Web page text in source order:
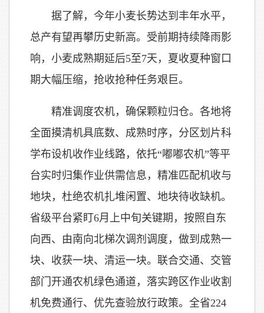
据了解，今年小麦长势达到丰年水平，
总产有望再攀历史新高。受前期持续降雨影
响，小麦成熟期延后5至7天，夏收夏种窗口
期大幅压缩，抢收抢种任务艰巨。
精准调度农机，确保颗粒归仓。各地将
全面摸清机具底数、成熟时序，分区划片科
学布设机收作业线路，依托“嘟嘟农机”等平
台实时归集作业供需信息，精准匹配机收与
地块，杜绝农机扎堆闲置、地块待收缺机。
省级平台紧盯6月上中旬关键期，按照自东
向西、由南向北梯次调剂调度，做到成熟一
块、收获一块、清运一块。联合交通、交管
部门开通农机绿色通道，落实跨区作业收割
机免费通行、优先查验放行政策。全省224